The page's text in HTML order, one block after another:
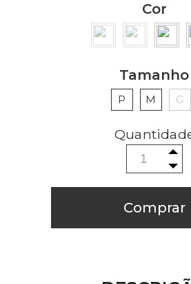
Cor
Tamanho
P M G
Comprar